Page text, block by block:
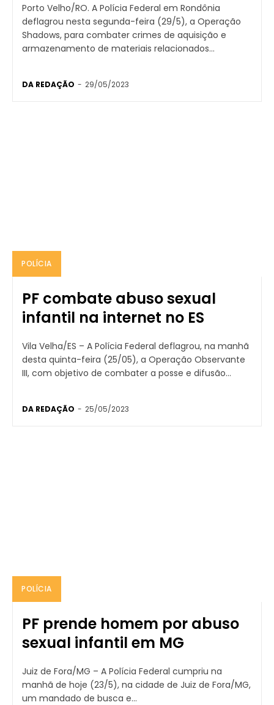
Porto Velho/RO. A Polícia Federal em Rondônia
deflagrou nesta segunda-feira (29/5), a Operação
Shadows, para combater crimes de aquisição e
armazenamento de materiais relacionados...
DA REDAÇÃO - 29/05/2023
POLÍCIA
PF combate abuso sexual
infantil na internet no ES
Vila Velha/ES – A Polícia Federal deflagrou, na manhã
desta quinta-feira (25/05), a Operação Observante
III, com objetivo de combater a posse e difusão...
DA REDAÇÃO - 25/05/2023
POLÍCIA
PF prende homem por abuso
sexual infantil em MG
Juiz de Fora/MG – A Polícia Federal cumpriu na
manhã de hoje (23/5), na cidade de Juiz de Fora/MG,
um mandado de busca e...